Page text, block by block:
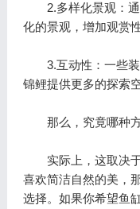
2.多样化景观：通
化的景观，增加观赏性
3.互动性：一些装
锦鲤提供更多的探索
那么，究竟哪种方
实际上，这取决于
喜欢简洁自然的美，
选择。如果你希望鱼